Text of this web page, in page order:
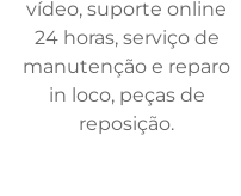
vídeo, suporte online
24 horas, serviço de
manutenção e reparo
in loco, peças de
reposição.